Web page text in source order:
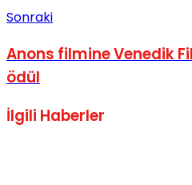
Sonraki
Anons filmine Venedik
ödül
İlgili Haberler